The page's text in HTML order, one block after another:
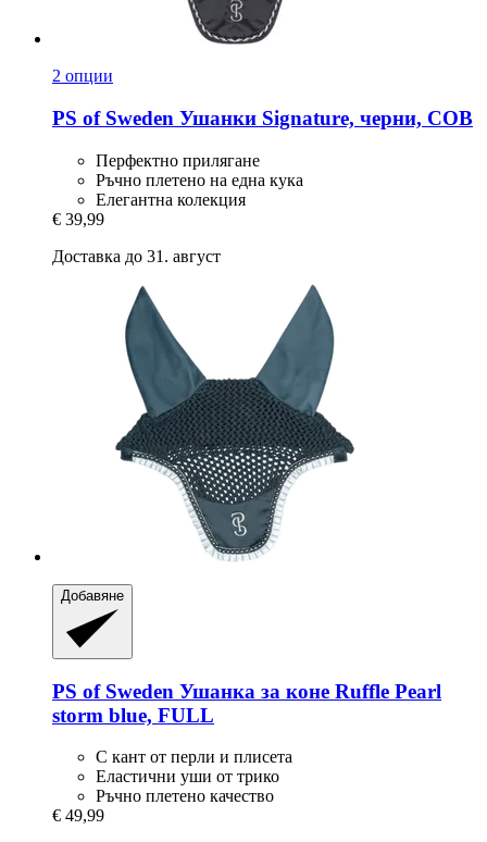
2 опции
PS of Sweden Ушанки Signature, черни, COB
Перфектно прилягане
Ръчно плетено на една кука
Елегантна колекция
€ 39,99
Доставка до 31. август
Добавяне
PS of Sweden Ушанка за коне Ruffle Pearl
storm blue, FULL
С кант от перли и плисета
Еластични уши от трико
Ръчно плетено качество
€ 49,99